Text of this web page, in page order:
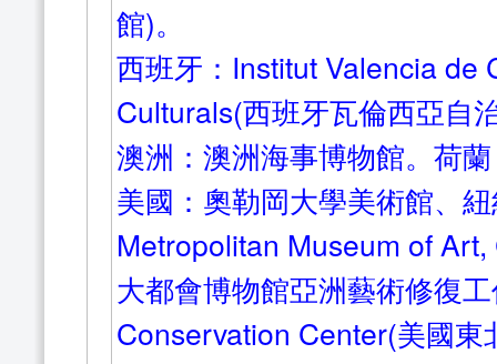
館)。
西班牙：Institut Valencia
Culturals(西班牙瓦倫西亞自
澳洲：澳洲海事博物館。荷
美國：奧勒岡大學美術館、
Metropolitan Museum of
大都會博物館亞洲藝術修復
Conservation Center(美國